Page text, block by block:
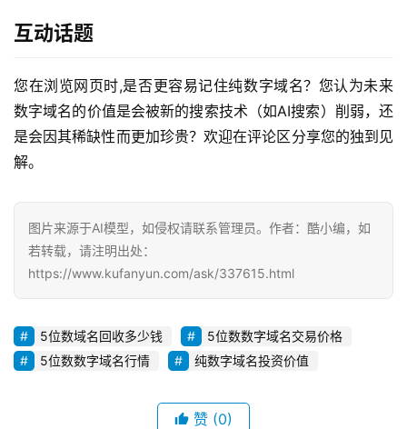
互动话题
您在浏览网页时,是否更容易记住纯数字域名？您认为未来
数字域名的价值是会被新的搜索技术（如AI搜索）削弱，还
是会因其稀缺性而更加珍贵？欢迎在评论区分享您的独到见
解。
图片来源于AI模型，如侵权请联系管理员。作者：酷小编，如
若转载，请注明出处：
https://www.kufanyun.com/ask/337615.html
5位数域名回收多少钱
5位数数字域名交易价格
5位数数字域名行情
纯数字域名投资价值
赞 (0)